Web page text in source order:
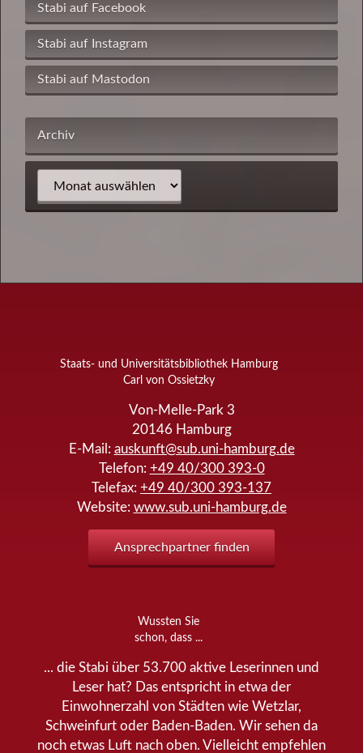
Stabi auf Facebook
Stabi auf Instagram
Stabi auf Mastodon
Archiv
Staats- und Universitätsbibliothek Hamburg
Carl von Ossietzky
Von-Melle-Park 3
20146 Hamburg
E-Mail: auskunft@sub.uni-hamburg.de
Telefon: +49 40/300 393-0
Telefax: +49 40/300 393-137
Website: www.sub.uni-hamburg.de
Ansprechpartner finden
Wussten Sie
schon, dass ...
... die Stabi über 53.700 aktive Leserinnen und
Leser hat? Das entspricht in etwa der
Einwohnerzahl von Städten wie Wetzlar,
Schweinfurt oder Baden-Baden. Wir sehen da
noch etwas Luft nach oben. Vielleicht empfehlen